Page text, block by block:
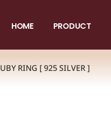
HOME PRODUCT
RING [ 925 SILVER ]